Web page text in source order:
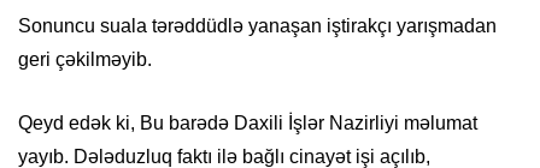
Sonuncu suala tərəddüdlə yanaşan iştirakçı yarışmadan
geri çəkilməyib.
Qeyd edək ki, Bu barədə Daxili İşlər Nazirliyi məlumat
yayıb. Dələduzluq faktı ilə bağlı cinayət işi açılıb,